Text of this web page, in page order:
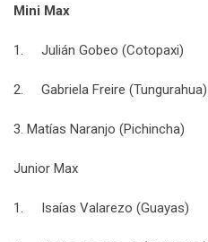
Mini Max
1. Julián Gobeo (Cotopaxi)
2. Gabriela Freire (Tungurahua)
3. Matías Naranjo (Pichincha)
Junior Max
1. Isaías Valarezo (Guayas)